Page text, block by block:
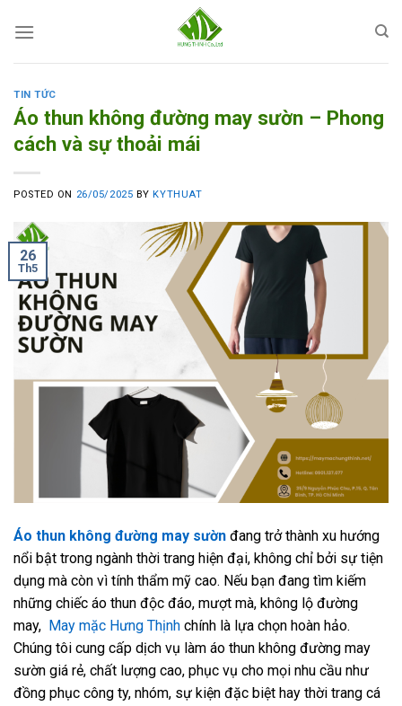
TIN TỨC
Áo thun không đường may sườn – Phong
cách và sự thoải mái
POSTED ON 26/05/2025 BYKYTHUAT
26
Th5
Áo thun không đường may sườn đang trở thành xu hướng
nổi bật trong ngành thời trang hiện đại, không chỉ bởi sự tiện
dụng mà còn vì tính thẩm mỹ cao. Nếu bạn đang tìm kiếm
những chiếc áo thun độc đáo, mượt mà, không lộ đường
may, May mặc Hưng Thịnh chính là lựa chọn hoàn hảo.
Chúng tôi cung cấp dịch vụ làm áo thun không đường may
sườn giá rẻ, chất lượng cao, phục vụ cho mọi nhu cầu như
đồng phục công ty, nhóm, sự kiện đặc biệt hay thời trang cá